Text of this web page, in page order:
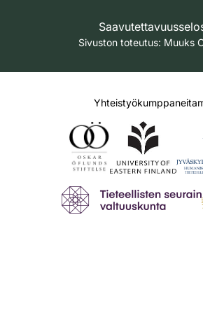
Sivuston toteutus: Muuks